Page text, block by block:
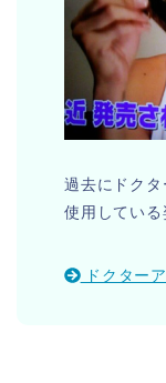
過去にドク
使用している
ドクター